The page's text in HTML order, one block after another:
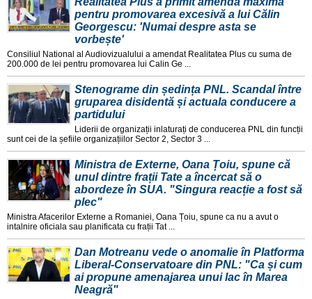
pentru promovarea excesivă a lui Călin
Georgescu: 'Numai despre asta se
vorbește'
Consiliul National al Audiovizualului a amendat Realitatea Plus cu suma de
200.000 de lei pentru promovarea lui Calin Ge ...
Stenograme din ședința PNL. Scandal între
gruparea disidentă și actuala conducere a
partidului
Liderii de organizații inlaturați de conducerea PNL din funcții
sunt cei de la șefiile organizațiilor Sector 2, Sector 3 ...
Ministra de Externe, Oana Țoiu, spune că
unul dintre frații Tate a încercat să o
abordeze în SUA. "Singura reacție a fost să
plec"
Ministra Afacerilor Externe a Romaniei, Oana Țoiu, spune ca nu a avut o
intalnire oficiala sau planificata cu frații Tat ...
Dan Motreanu vede o anomalie în Platforma
Liberal-Conservatoare din PNL: "Ca și cum
ai propune amenajarea unui lac în Marea
Neagră"